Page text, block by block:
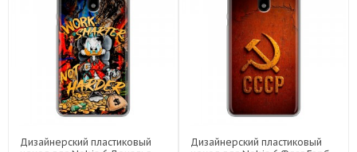
Дизайнерский пластиковый
Дизайнерский пластиковый